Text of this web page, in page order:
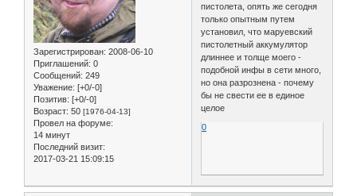
Зарегистрирован: 2008-06-10
Приглашений: 0
Сообщений: 249
Уважение: [+0/-0]
Позитив: [+0/-0]
Возраст: 50 [1976-04-13]
Провел на форуме:
14 минут
Последний визит:
2017-03-21 15:09:15
пистолета, опять же сегодня
только опытным путем
установил, что маруевский
пистолетный аккумулятор
длиннее и толще моего -
подобной инфы в сети много,
но она разрознена - почему
бы не свести ее в единое
целое
0